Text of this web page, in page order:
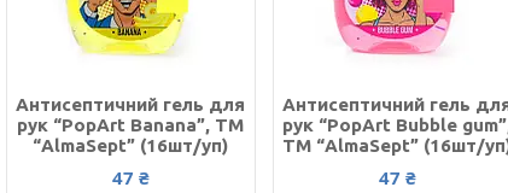
Антисептичний гель для
рук “PopArt Banana”, ТМ
“AlmaSept” (16шт/уп)
47 ₴
Антисептичний гель
рук “PopArt Bubble
ТМ “AlmaSept” (16шт/
47 ₴